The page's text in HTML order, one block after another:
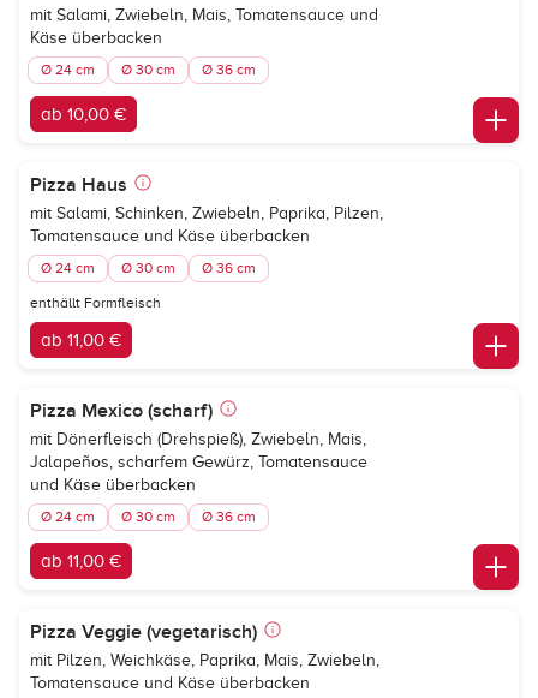
mit Salami, Zwiebeln, Mais, Tomatensauce und
Käse überbacken
Ø 24 cm Ø 30 cm Ø 36 cm
ab 10,00 €
Pizza Haus
mit Salami, Schinken, Zwiebeln, Paprika, Pilzen,
Tomatensauce und Käse überbacken
Ø 24 cm Ø 30 cm Ø 36 cm
enthällt Formfleisch
ab 11,00 €
Pizza Mexico (scharf)
mit Dönerfleisch (Drehspieß), Zwiebeln, Mais,
Jalapeños, scharfem Gewürz, Tomatensauce
und Käse überbacken
Ø 24 cm Ø 30 cm Ø 36 cm
ab 11,00 €
Pizza Veggie (vegetarisch)
mit Pilzen, Weichkäse, Paprika, Mais, Zwiebeln,
Tomatensauce und Käse überbacken